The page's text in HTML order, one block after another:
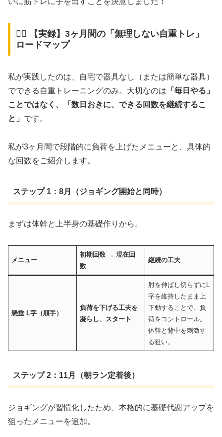
🏋️‍♂️ 【実録】3ヶ月間の「無理しない自重トレ」
ロードマップ
私が実践したのは、自宅で器具なし（または簡単な器具）
でできる自重トレーニングのみ。大切なのは 「毎日やる」
ことではなく、「数日おきに、できる回数を継続するこ
と」 です。
私が3ヶ月間で段階的に負荷を上げたメニューと、具体的
な回数をご紹介します。
ステップ 1：8月（ジョギング開始と同時）
まずは体幹と上半身の基礎作りから。
メニュー
初期回数 → 現在回
数
継続の工夫
懸垂 L字（順手）
負荷を下げる工夫を
凝らし、スタート
肘を伸ばし切らずにL
字を維持したまま上
下動することで、負
荷をコントロール。
体幹と背中を刺激す
る狙い。
ステップ 2：11月（朝ラン定着後）
ジョギングが習慣化したため、本格的に基礎代謝アップを
狙ったメニューを追加。